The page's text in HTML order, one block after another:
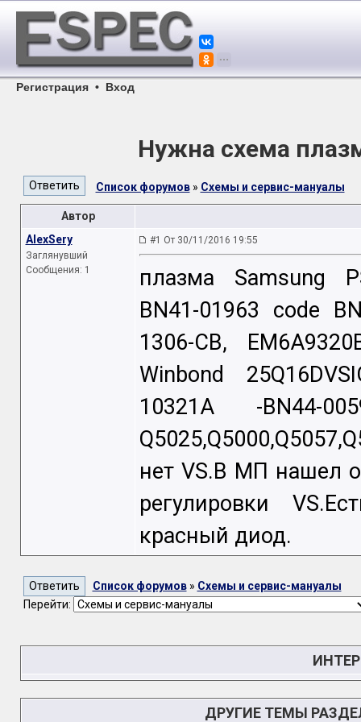
Регистрация • Вход
Нужна схема
Список форумов» Схемы и сервис-мануалы
Автор
AlexSery
Заглянувший
Сообщения: 1
#1 От 30/11/2016 19:55
плазма Samsung
BN41-01963 code
1306-CB,
Winbond
10321A -BN44-
нет VS.В МП нашел
регулировки
красный диод.
Список форумов» Схемы и сервис-мануалы
Перейти:
ДРУГИЕ ТЕМЫ